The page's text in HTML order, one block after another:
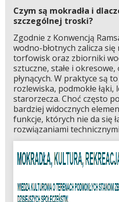
Czym są mokradła i
szczególnej troski?
Zgodnie z Konwencją
wodno-błotnych zalicza
torfowisk oraz zbiorniki
sztuczne, stałe i
płynących. W praktyce są
rozlewiska, podmokłe łąki,
starorzecza. Choć często
bardziej widocznych
funkcje, których nie da się
rozwiązaniami